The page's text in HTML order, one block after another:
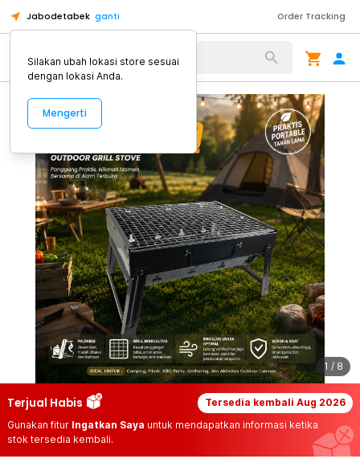
Jabodetabek ganti Order Tracking
Alat Kopi
1 / 8
Terjual Habis Tersedia kembali Aug 2026
Gunakan fitur Ingatkan Saya untuk mendapatkan informasi ketika
stok tersedia kembali.
Silakan ubah lokasi store sesuai
dengan lokasi Anda.
Mengerti